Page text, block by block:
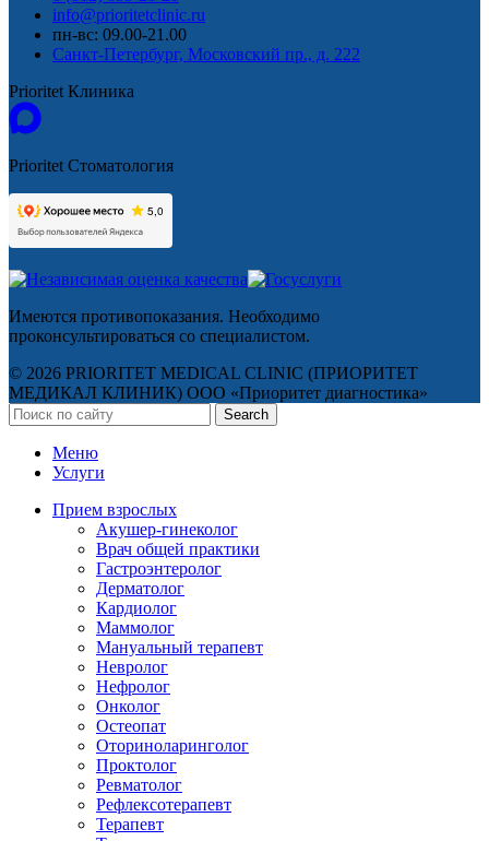
info@prioritetclinic.ru
пн-вс: 09.00-21.00
Санкт-Петербург, Московский пр., д. 222
Prioritet Клиника
Prioritet Стоматология
Имеются противопоказания. Необходимо
проконсультироваться со специалистом.
© 2026 PRIORITET MEDICAL CLINIC (ПРИОРИТЕТ
МЕДИКАЛ КЛИНИК) ООО «Приоритет диагностика»
Search
Меню
Услуги
Прием взрослых
Акушер-гинеколог
Врач общей практики
Гастроэнтеролог
Дерматолог
Кардиолог
Маммолог
Мануальный терапевт
Невролог
Нефролог
Онколог
Остеопат
Оториноларинголог
Проктолог
Ревматолог
Рефлексотерапевт
Терапевт